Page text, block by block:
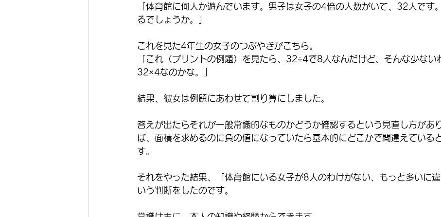
「体育館に何人か遊んでいます。男子は女子の4倍の人数がいて、32人です
るでしょうか。」
これを見た4年生の女子のつぶやきがこちら。
「これ（プリントの例題）を見たら、32÷4で8人なんだけど、そんな少ない
32×4なのかな。」
結果、彼女は例題にあわせて割り算にしました。
答えが出たらそれが一般常識的なものかどうか確認するという見直し方があ
ば、面積を求めるのに負の値になっていたら基本的にどこかで間違えている
す。
それをやった結果、「体育館にいる女子が8人のわけがない、もっと多いに
いう判断をしたのです。